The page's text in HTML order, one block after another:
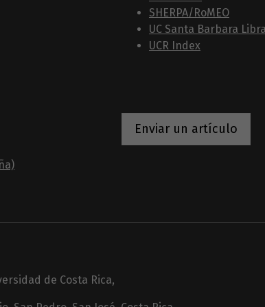
SHERPA/RoMEO
UC Santa Barbara
UCR Index
Enviar un artículo
de Costa Rica,